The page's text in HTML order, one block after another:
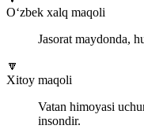
O‘zbek xalq maqoli
Jasorat maydonda,
🔽
Xitoy maqoli
Vatan himoyasi
insondir.